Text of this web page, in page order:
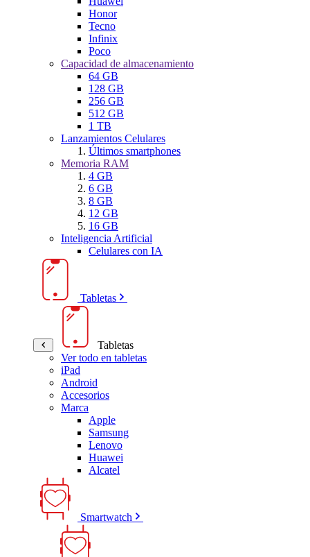
Honor
Tecno
Infinix
Poco
Capacidad de almacenamiento
64 GB
128 GB
256 GB
512 GB
1 TB
Lanzamientos Celulares
Últimos smartphones
Memoria RAM
4 GB
6 GB
8 GB
12 GB
16 GB
Inteligencia Artificial
Celulares con IA
Tabletas
Tabletas
Ver todo en tabletas
iPad
Android
Accesorios
Marca
Apple
Samsung
Lenovo
Huawei
Alcatel
Smartwatch